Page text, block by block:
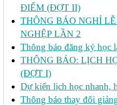
ĐIỂM (ĐỢT II)
THÔNG BÁO NGHỈ
NGHỆP LẦN 2
Thông báo đăng ký học
THÔNG BÁO: LỊCH
(ĐỢT I)
Dự kiến lịch học nhanh,
Thông báo thay đổi